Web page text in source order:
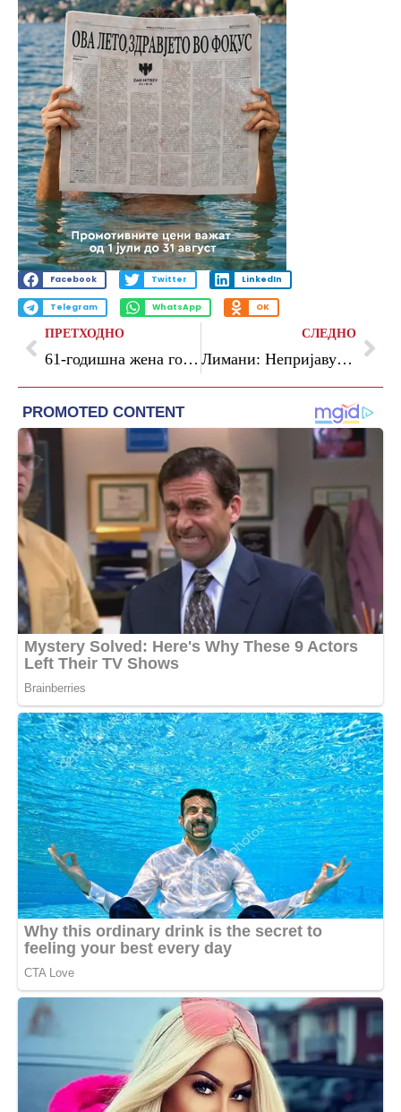
Facebook Twitter LinkedIn
Telegram WhatsApp OK
ПРЕТХОДНО
61-годишна жена го роди своето прво бебе на Клиниката за гинекологија
СЛЕДНО
Лимани: Непријавувањето на насилството од страна на жртвите е еден од најсериозните проблем